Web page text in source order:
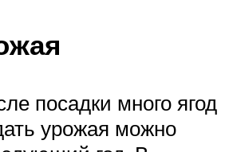
посадки много ягод
урожая можно